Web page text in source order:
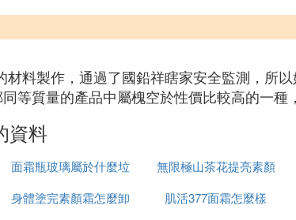
料製作，通過了國鉛祥瞎家安全監測，所以
等質量的產品中屬槐空於性價比較高的一種
資料
面霜瓶玻璃屬於什麼垃
圾
無限極山茶花提亮素顏
霜怎麼樣
身體塗完素顏霜怎麼卸
肌活377面霜怎麼樣